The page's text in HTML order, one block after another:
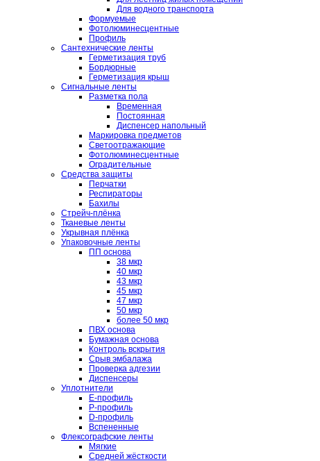
Для водного транспорта
Формуемые
Фотолюминесцентные
Профиль
Сантехнические ленты
Герметизация труб
Бордюрные
Герметизация крыш
Сигнальные ленты
Разметка пола
Временная
Постоянная
Диспенсер напольный
Маркировка предметов
Светоотражающие
Фотолюминесцентные
Оградительные
Средства защиты
Перчатки
Респираторы
Бахилы
Стрейч-плёнка
Тканевые ленты
Укрывная плёнка
Упаковочные ленты
ПП основа
38 мкр
40 мкр
43 мкр
45 мкр
47 мкр
50 мкр
более 50 мкр
ПВХ основа
Бумажная основа
Контроль вскрытия
Срыв эмбалажа
Проверка адгезии
Диспенсеры
Уплотнители
E-профиль
P-профиль
D-профиль
Вспененные
Флексографские ленты
Мягкие
Средней жёсткости